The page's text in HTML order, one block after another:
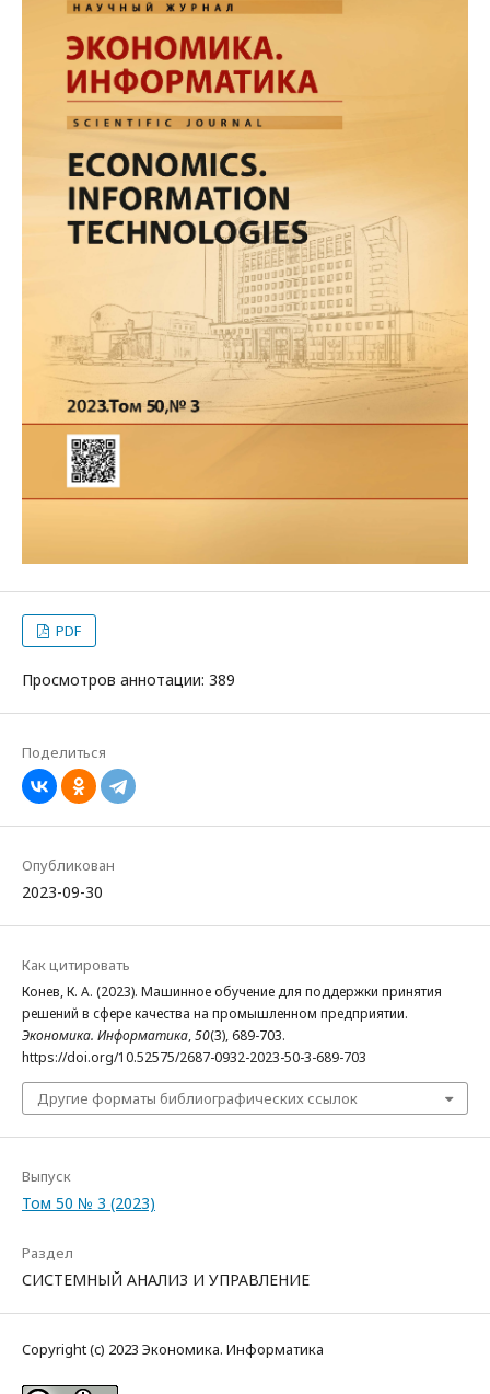
PDF
Просмотров аннотации: 389
Поделиться
Опубликован
2023-09-30
Как цитировать
Конев, К. А. (2023). Машинное обучение для поддержки принятия
решений в сфере качества на промышленном предприятии.
Экономика. Информатика,50(3), 689-703.
https://doi.org/10.52575/2687-0932-2023-50-3-689-703
Другие форматы библиографических ссылок
Выпуск
Том 50 № 3 (2023)
Раздел
СИСТЕМНЫЙ АНАЛИЗ И УПРАВЛЕНИЕ
Copyright (c) 2023 Экономика. Информатика